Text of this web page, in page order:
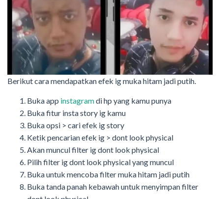
Berikut cara mendapatkan efek ig muka hitam jadi putih.
Buka app instagramdi hp yang kamu punya
Buka fitur insta story ig kamu
Buka opsi > cari efek ig story
Ketik pencarian efek ig > dont look physical
Akan muncul filter ig dont look physical
Pilih filter ig dont look physical yang muncul
Buka untuk mencoba filter muka hitam jadi putih
Buka tanda panah kebawah untuk menyimpan filter